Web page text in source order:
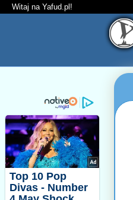
Witaj na Yafud.pl!